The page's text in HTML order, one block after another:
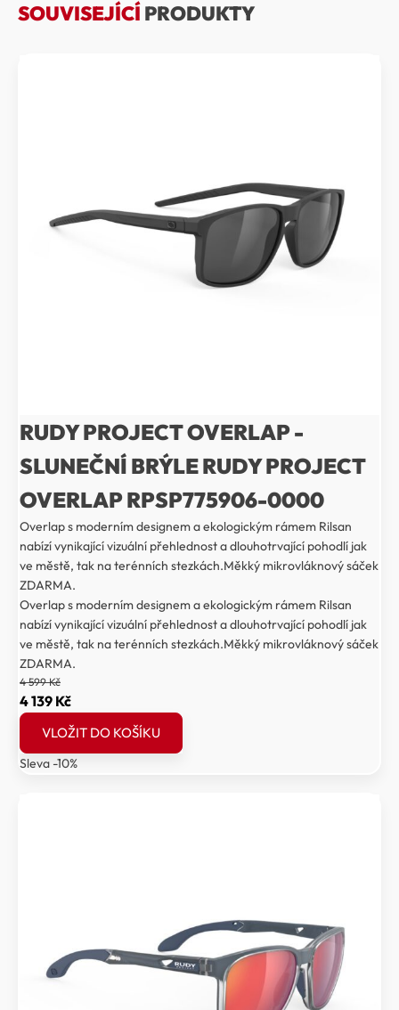
SOUVISEJÍCÍ PRODUKTY
RUDY PROJECT OVERLAP -
SLUNEČNÍ BRÝLE RUDY PROJECT
OVERLAP RPSP775906-0000
Overlap s moderním designem a ekologickým rámem Rilsan
nabízí vynikající vizuální přehlednost a dlouhotrvající pohodlí jak
ve městě, tak na terénních stezkách.Měkký mikrovláknový sáček
ZDARMA.
Overlap s moderním designem a ekologickým rámem Rilsan
nabízí vynikající vizuální přehlednost a dlouhotrvající pohodlí jak
ve městě, tak na terénních stezkách.Měkký mikrovláknový sáček
ZDARMA.
4 599Kč
Původní
cena
byla:
4
4 139 KčAktuální
cena
4
VLOŽIT DO KOŠÍKU
Sleva -10%